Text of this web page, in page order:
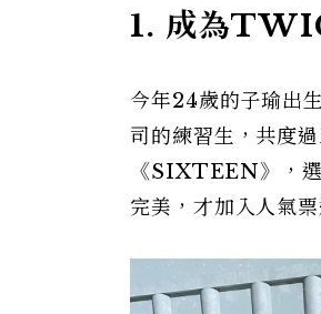
1. 成為
今年24歲的子瑜出
司的練習生，共度
《SIXTEEN》，
完美，才加入人氣